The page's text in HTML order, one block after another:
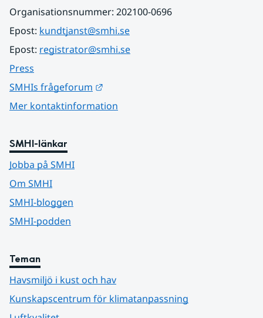
Organisationsnummer: 202100-0696
Epost: kundtjanst@smhi.se
Epost: registrator@smhi.se
Press
SMHIs frågeforum
Mer kontaktinformation
SMHI-länkar
Jobba på SMHI
Om SMHI
SMHI-bloggen
SMHI-podden
Teman
Havsmiljö i kust och hav
Kunskapscentrum för klimatanpassning